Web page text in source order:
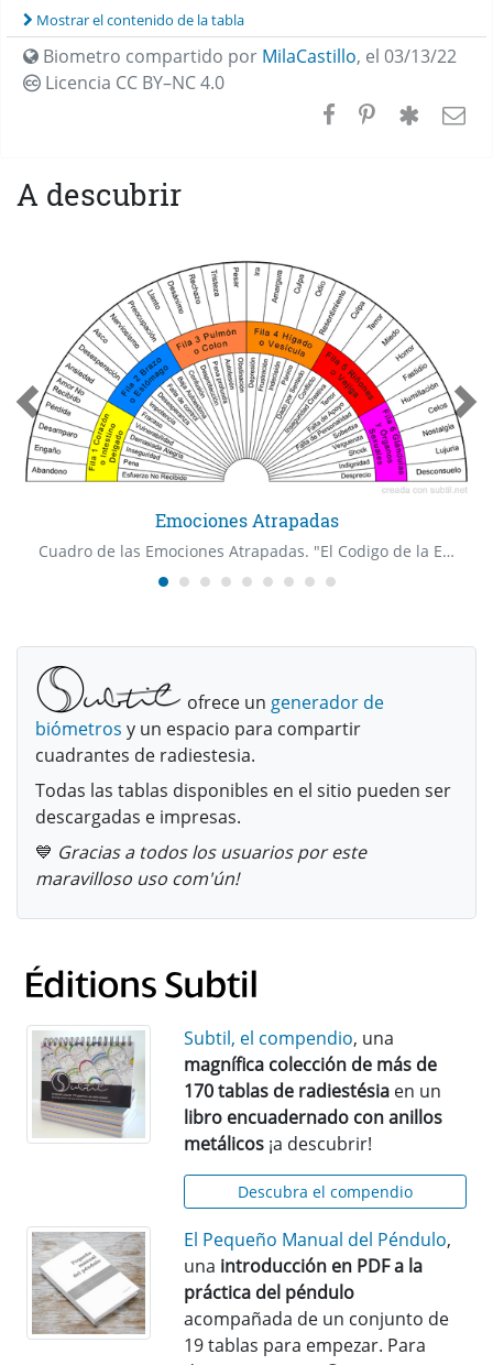
Mostrar el contenido de la tabla
Biometro compartido por MilaCastillo, el 03/13/22
Licencia CC BY–NC 4.0
A descubrir
Emociones Atrapadas
Cuadro de las Emociones Atrapadas. "El Codigo de la Emocion" Dr Bradley Nelson
ofrece un generador de
biómetros y un espacio para compartir
cuadrantes de radiestesia.
Todas las tablas disponibles en el sitio pueden ser
descargadas e impresas.
💙 Gracias a todos los usuarios por este
maravilloso uso com'ún!
Subtil, el compendio, una
magnífica colección de más de
170 tablas de radiestésia en un
libro encuadernado con anillos
metálicos ¡a descubrir!
Descubra el compendio
El Pequeño Manual del Péndulo,
una introducción en PDF a la
práctica del péndulo
acompañada de un conjunto de
19 tablas para empezar. Para